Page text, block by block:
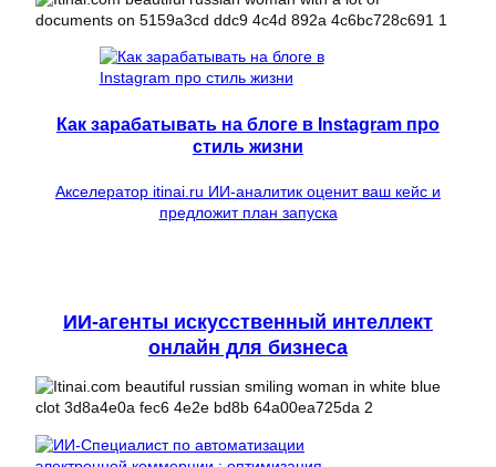
Как зарабатывать на блоге в Instagram про
стиль жизни
Акселератор itinai.ru ИИ-аналитик оценит ваш кейс и
предложит план запуска
ИИ-агенты искусственный интеллект
онлайн для бизнеса